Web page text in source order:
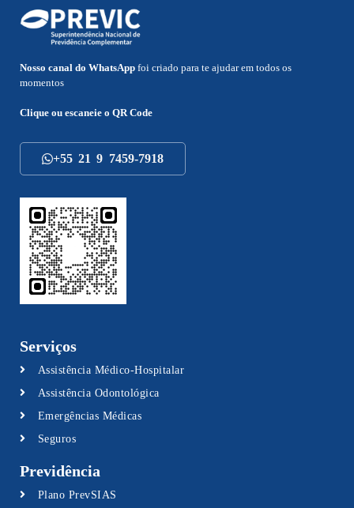
Nosso canal do WhatsApp foi criado para te ajudar em todos os
momentos
Clique ou escaneie o QR Code
+55 21 9 7459-7918
Serviços
Assistência Médico-Hospitalar
Assistência Odontológica
Emergências Médicas
Seguros
Previdência
Plano PrevSIAS